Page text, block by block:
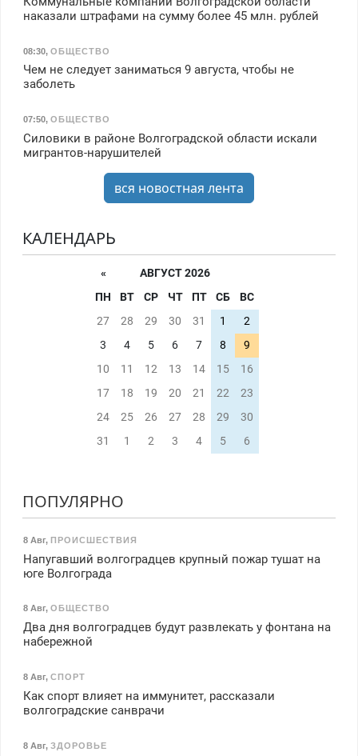
наказали штрафами на сумму более 45 млн. рублей
08:30, ОБЩЕСТВО
Чем не следует заниматься 9 августа, чтобы не
заболеть
07:50, ОБЩЕСТВО
Силовики в районе Волгоградской области искали
мигрантов-нарушителей
вся новостная лента
КАЛЕНДАРЬ
«
АВГУСТ 2026
ПН
ВТ СР ЧТ ПТ СБ
ВС
27
28 29 30 31 1
2
3
4 5 6 7 8
9
10
11 12 13 14 15
16
17
18 19 20 21 22
23
24
25 26 27 28 29
30
31
1 2 3 4 5 6
ПОПУЛЯРНО
8 Авг, ПРОИСШЕСТВИЯ
Напугавший волгоградцев крупный пожар тушат на
юге Волгограда
8 Авг, ОБЩЕСТВО
Два дня волгоградцев будут развлекать у фонтана на
набережной
8 Авг, СПОРТ
Как спорт влияет на иммунитет, рассказали
волгоградские санврачи
8 Авг, ЗДОРОВЬЕ